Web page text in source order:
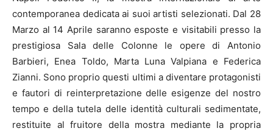
contemporanea dedicata ai suoi artisti selezionati. Dal 28
Marzo al 14 Aprile saranno esposte e visitabili presso la
prestigiosa Sala delle Colonne le opere di Antonio
Barbieri, Enea Toldo, Marta Luna Valpiana e Federica
Zianni. Sono proprio questi ultimi a diventare protagonisti
e fautori di reinterpretazione delle esigenze del nostro
tempo e della tutela delle identità culturali sedimentate,
restituite al fruitore della mostra mediante la propria